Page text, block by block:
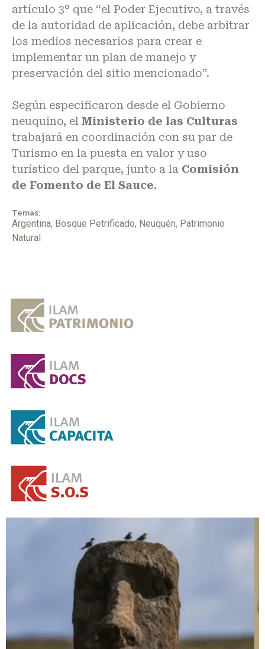
artículo 3° que “el Poder Ejecutivo, a través
de la autoridad de aplicación, debe arbitrar
los medios necesarios para crear e
implementar un plan de manejo y
preservación del sitio mencionado”.
Según especificaron desde el Gobierno
neuquino, el Ministerio de las Culturas
trabajará en coordinación con su par de
Turismo en la puesta en valor y uso
turístico del parque, junto a la Comisión
de Fomento de El Sauce.
Temas:
Argentina, Bosque Petrificado, Neuquén, Patrimonio
Natural